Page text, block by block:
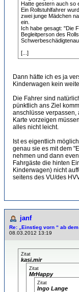
Hatte gestern auch so
Ein Rollstuhlfahrer
zwei junge Mädchen
ein.
Ich habe gesagt: "Die
Begleitperson des
[...]
Dann hätte ich es ja
Kinderwagen kein
Die Fahrer sind
pünktlich ans Ziel
anschlüsse verpassen,
Karte vorzeigen
alles nicht leicht.
Ist es eigentlich
genau sie es mit dem
nehmen und dann
Fahrgäste die hinten
Kinderwagen) nicht
seitens des VU/des
janf
Re: „Einstieg vorn “ ab
08.03.2012 13:19
Zitat
kasi.mir
Zitat
MrHappy
Zitat
Ingo Lange